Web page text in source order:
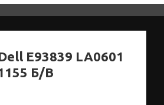
E93839 LA0601
Б/В